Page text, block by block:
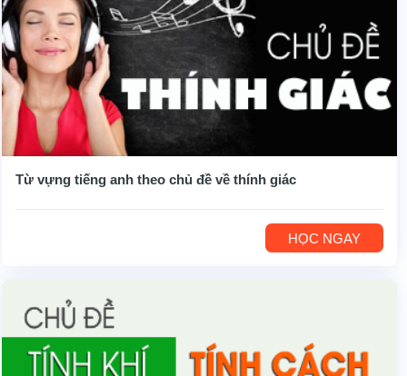
Từ vựng tiếng anh theo chủ đề về thính giác
HỌC NGAY